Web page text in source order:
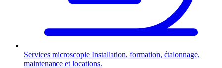
Services microscopie Installation, formation, étalonnage,
maintenance et locations.